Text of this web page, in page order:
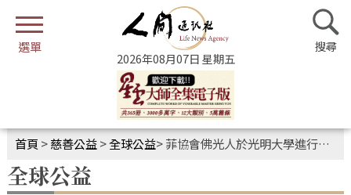
2026年08月07日 星期五
首頁 >慈善公益>全球公益>菲協會佛光人於光明大學進行路跑活動
全球公益